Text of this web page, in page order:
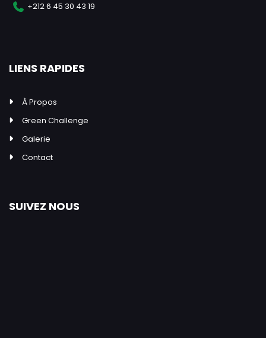
+212 6 45 30 43 19
LIENS RAPIDES
À Propos
Green Challenge
Galerie
Contact
SUIVEZ NOUS